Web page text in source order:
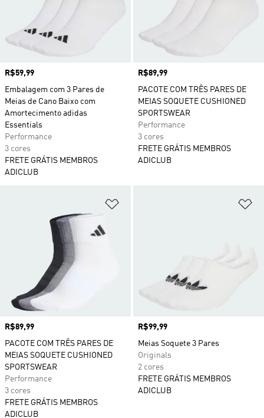
Preço
R$59,99
Embalagem com 3 Pares de
Meias de Cano Baixo com
Amortecimento adidas
Essentials
Performance
3 cores
FRETE GRÁTIS MEMBROS
ADICLUB
Preço
R$89,99
PACOTE COM TRÊS PARES DE
MEIAS SOQUETE CUSHIONED
SPORTSWEAR
Performance
3 cores
FRETE GRÁTIS MEMBROS
ADICLUB
Preço
R$89,99
PACOTE COM TRÊS PARES DE
MEIAS SOQUETE CUSHIONED
SPORTSWEAR
Performance
3 cores
FRETE GRÁTIS MEMBROS
ADICLUB
Preço
R$99,99
Meias Soquete 3 Pares
Originals
2 cores
FRETE GRÁTIS MEMBROS
ADICLUB